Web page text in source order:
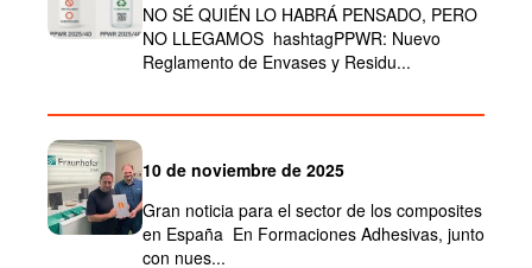
NO SÉ QUIÉN LO HABRÁ PENSADO, PERO
NO LLEGAMOS hashtagPPWR: Nuevo
Reglamento de Envases y Residu...
10 de noviembre de 2025
Gran noticia para el sector de los composites
en España En Formaciones Adhesivas, junto
con nues...